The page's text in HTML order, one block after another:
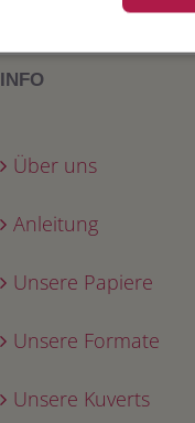
INFO
Über uns
Anleitung
Unsere Papiere
Unsere Formate
Unsere Kuverts